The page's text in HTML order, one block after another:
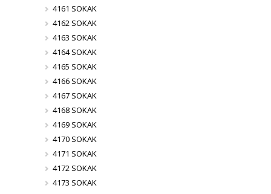
4161 SOKAK
4162 SOKAK
4163 SOKAK
4164 SOKAK
4165 SOKAK
4166 SOKAK
4167 SOKAK
4168 SOKAK
4169 SOKAK
4170 SOKAK
4171 SOKAK
4172 SOKAK
4173 SOKAK